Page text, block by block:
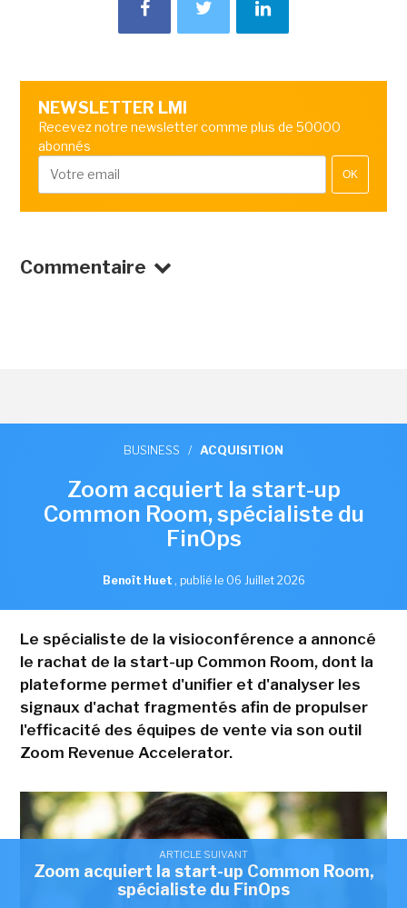
NEWSLETTER LMI
Recevez notre newsletter comme plus de 50000
abonnés
OK
Commentaire
ARTICLE SUIVANT
Zoom acquiert la start-up Common Room,
spécialiste du FinOps
BUSINESS / ACQUISITION
Zoom acquiert la start-up
Common Room, spécialiste du
FinOps
Benoît Huet , publié le 06 Juillet 2026
Le spécialiste de la visioconférence a annoncé
le rachat de la start-up Common Room, dont la
plateforme permet d'unifier et d'analyser les
signaux d'achat fragmentés afin de propulser
l'efficacité des équipes de vente via son outil
Zoom Revenue Accelerator.